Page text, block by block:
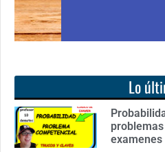
Lo
problemas